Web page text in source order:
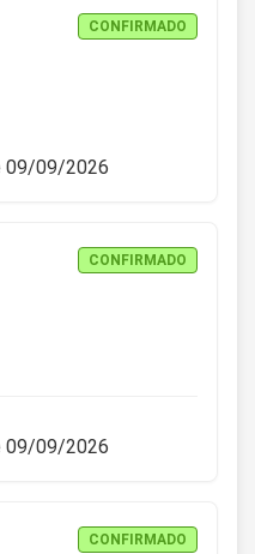
CONFIRMADO
09/09/2026
CONFIRMADO
09/09/2026
CONFIRMADO